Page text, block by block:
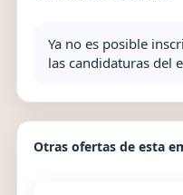
Ya no es posible
las candidaturas del
Otras ofertas de esta